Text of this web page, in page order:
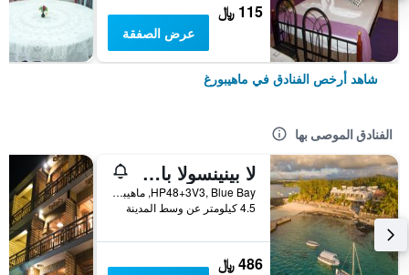
115 ﷼
عرض الصفقة
شاهد أرخص الفنادق في ماهيبورغ
الفنادق الموصى بها
لا بينينسولا باي بيتش ريزورت
HP48+3V3, Blue Bay, ماهيبورغ, موريشيوس
4.5 كيلومتر عن وسط المدينة
486 ﷼